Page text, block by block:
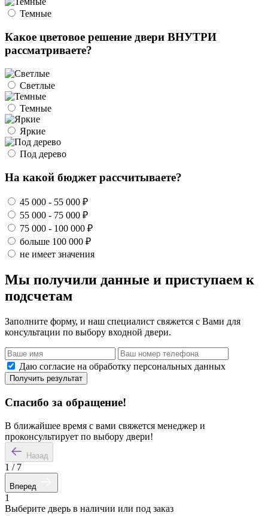
Темные
Какое цветовое решение двери ВНУТРИ
рассматриваете?
Светлые
Темные
Яркие
Под дерево
На какой бюджет рассчитываете?
45 000 - 55 000 ₽
55 000 - 75 000 ₽
75 000 - 100 000 ₽
больше 100 000 ₽
не имеет значения
Мы получили данные и приступаем к
подсчетам
Заполните форму, и наш специалист свяжется с Вами для
консультации по выбору входной двери.
Даю согласие на обработку персональных данных
Получить результат
Спасибо за обращение!
В ближайшее время с вами свяжется менеджер и
проконсультирует по выбору двери!
Назад
1 / 7
Вперед
1
Выберите дверь в наличии или под заказ